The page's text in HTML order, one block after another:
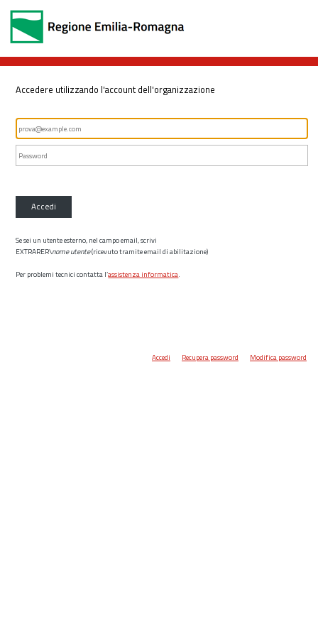
Accedere utilizzando l'account dell'organizzazione
Accedi
Se sei un utente esterno, nel campo email, scrivi
EXTRARER\nome utente(ricevuto tramite email di abilitazione)
Per problemi tecnici contatta l’assistenza informatica.
Accedi Recupera password Modifica password